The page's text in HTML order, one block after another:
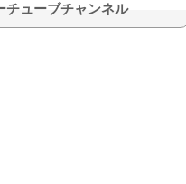
チューブチャンネル